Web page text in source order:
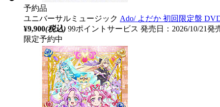
予約品
ユニバーサルミュージック Ado/ よだか 初回限定盤
¥9,900(税込) 99ポイントサービス 発売日：2026/10/21発
限定予約中